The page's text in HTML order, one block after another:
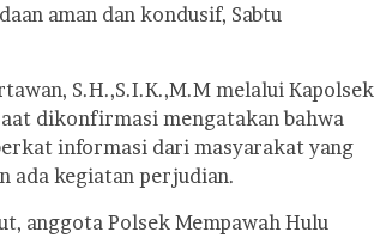
aman dan kondusif, Sabtu
S.H.,S.I.K.,M.M melalui Kapolsek
dikonfirmasi mengatakan bahwa
informasi dari masyarakat yang
ada kegiatan perjudian.
anggota Polsek Mempawah Hulu